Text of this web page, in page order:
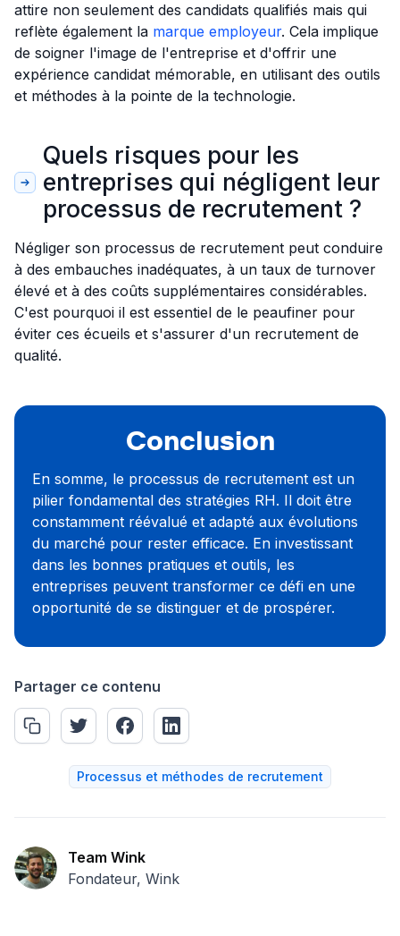
attire non seulement des candidats qualifiés mais qui
reflète également la marque employeur. Cela implique
de soigner l'image de l'entreprise et d'offrir une
expérience candidat mémorable, en utilisant des outils
et méthodes à la pointe de la technologie.
Quels risques pour les
entreprises qui négligent leur
processus de recrutement ?
Négliger son processus de recrutement peut conduire
à des embauches inadéquates, à un taux de turnover
élevé et à des coûts supplémentaires considérables.
C'est pourquoi il est essentiel de le peaufiner pour
éviter ces écueils et s'assurer d'un recrutement de
qualité.
Conclusion
En somme, le processus de recrutement est un
pilier fondamental des stratégies RH. Il doit être
constamment réévalué et adapté aux évolutions
du marché pour rester efficace. En investissant
dans les bonnes pratiques et outils, les
entreprises peuvent transformer ce défi en une
opportunité de se distinguer et de prospérer.
Partager ce contenu
Processus et méthodes de recrutement
Team Wink
Fondateur, Wink